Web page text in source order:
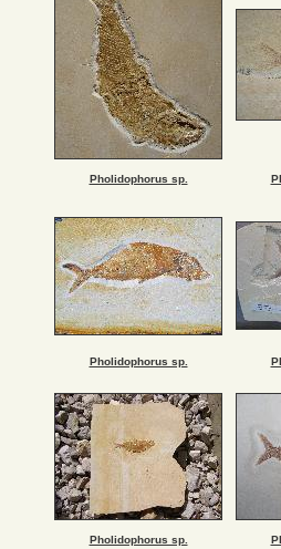
Pholidophorus sp.
Pholidophorus sp.
Pholidophorus sp.